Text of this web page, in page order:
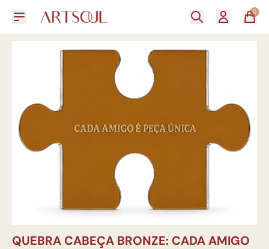
0
QUEBRA CABEÇA BRONZE: CADA AMIGO